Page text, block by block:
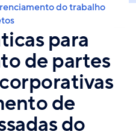
do trabalho
para
de partes
de
do